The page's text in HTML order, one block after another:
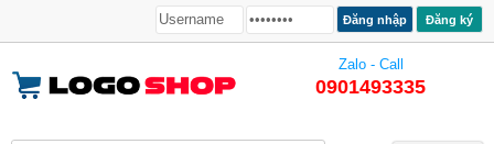
Đăng ký
Zalo - Call
0901493335